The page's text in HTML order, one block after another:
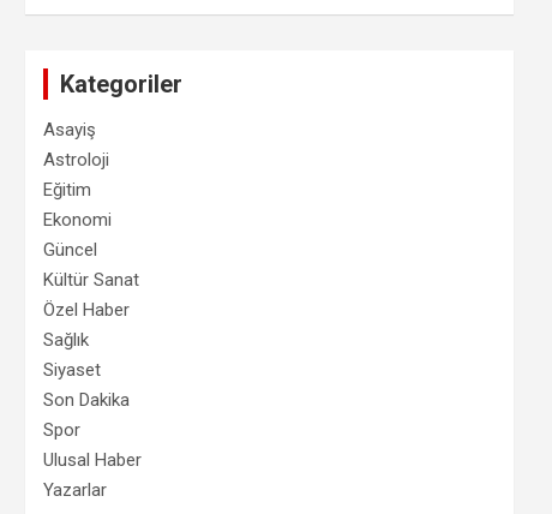
Kategoriler
Asayiş
Astroloji
Eğitim
Ekonomi
Güncel
Kültür Sanat
Özel Haber
Sağlık
Siyaset
Son Dakika
Spor
Ulusal Haber
Yazarlar